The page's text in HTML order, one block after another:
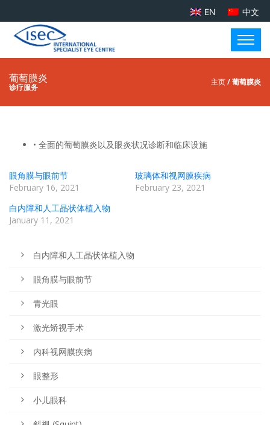
EN 中文
葡萄膜炎
诊疗服务
主页/ 葡萄膜炎
• 全面的葡萄膜炎以及眼炎状况诊断和临床设施
眼角膜与眼前节
February 16, 2021
玻璃体和视网膜疾病
February 23, 2021
白内障和人工晶状体植入物
January 11, 2021
白内障和人工晶状体植入物
眼角膜与眼前节
青光眼
激光矫视手术
内科视网膜疾病
眼整形
小儿眼科